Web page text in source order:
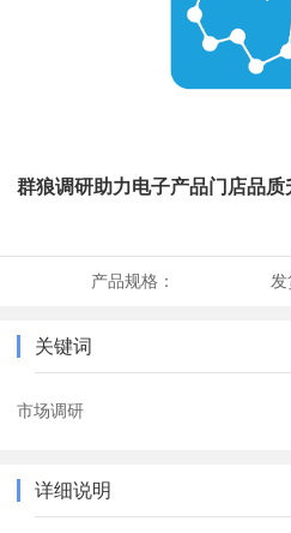
群狼调研助力电子产品门店品质
产品规格： 发
关键词
市场调研
详细说明